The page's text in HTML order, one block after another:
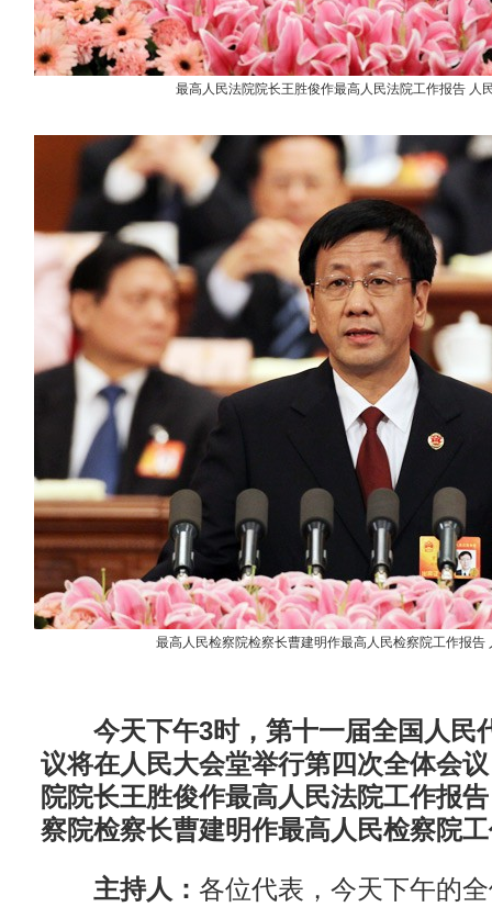
最高人民法院院长王胜俊作最高人民法院工作报告 人
最高人民检察院检察长曹建明作最高人民检察院工作报告
今天下午3时，第十一届全国人民
议将在人民大会堂举行第四次全体会
院院长王胜俊作最高人民法院工作报
察院检察长曹建明作最高人民检察院
主持人： 各位代表，今天下午的